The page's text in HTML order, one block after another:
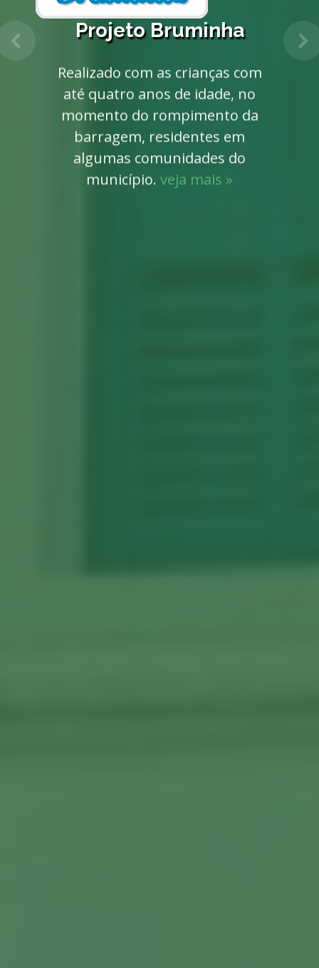
Projeto Bruminha
Realizado com as crianças com
até quatro anos de idade, no
momento do rompimento da
barragem, residentes em
algumas comunidades do
município. veja mais »
Anterior